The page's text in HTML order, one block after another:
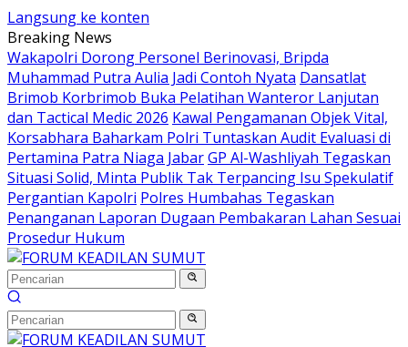
Langsung ke konten
Breaking News
Wakapolri Dorong Personel Berinovasi, Bripda
Muhammad Putra Aulia Jadi Contoh Nyata Dansatlat
Brimob Korbrimob Buka Pelatihan Wanteror Lanjutan
dan Tactical Medic 2026 Kawal Pengamanan Objek Vital,
Korsabhara Baharkam Polri Tuntaskan Audit Evaluasi di
Pertamina Patra Niaga JabarGP Al-Washliyah Tegaskan
Situasi Solid, Minta Publik Tak Terpancing Isu Spekulatif
Pergantian Kapolri Polres Humbahas Tegaskan
Penanganan Laporan Dugaan Pembakaran Lahan Sesuai
Prosedur Hukum